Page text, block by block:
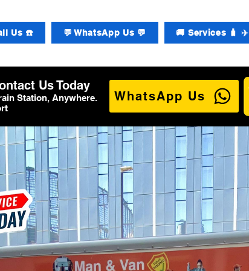
Us ☎️ 💬 WhatsApp Us 💬 🚚 Services 🧳 ✈️
Us Today
Station, Anywhere.
WhatsApp Us